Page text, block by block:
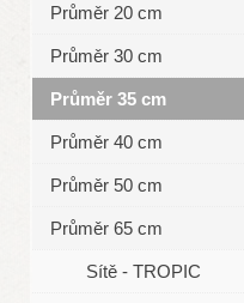
Průměr 20 cm
Průměr 30 cm
Průměr 35 cm
Průměr 40 cm
Průměr 50 cm
Průměr 65 cm
Sítě - TROPIC